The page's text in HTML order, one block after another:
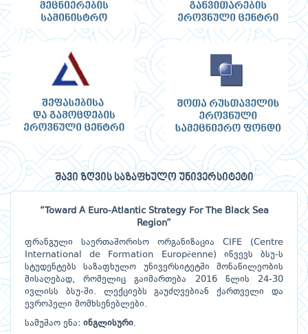
შავი ზღვის საზაფხულო უნივერსიტეტი
“Toward A Euro-Atlantic Strategy For The Black Sea
Region”
ფრანგული საერთაშორისო ორგანიზაცია CIFE (Centre
International de Formation Européenne) იწვევს ბსუ-ს
სტუდენტებს საზაფხულო უნივერსიტეტში მონაწილეობის
მისაღებად, რომელიც გაიმართება 2016 წლის 24-30
ივლისს ბსუ-ში. ლექციებს გაუძღვებიან ქართველი და
ევროპელი მომხსენებლები.
სამუშაო ენა: ინგლისური.